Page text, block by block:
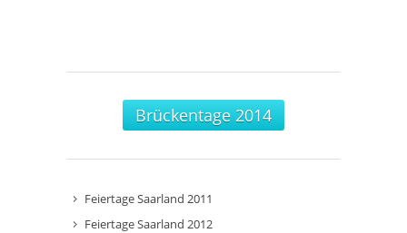
Brückentage 2014
Feiertage Saarland 2011
Feiertage Saarland 2012